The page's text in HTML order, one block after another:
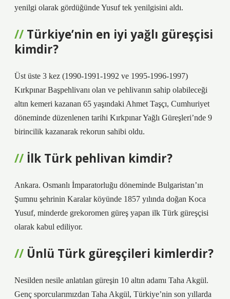
yenilgi olarak gördüğünde Yusuf tek yenilgisini aldı.
Türkiye’nin en iyi yağlı güreşçisi
kimdir?
Üst üste 3 kez (1990-1991-1992 ve 1995-1996-1997)
Kırkpınar Başpehlivanı olan ve pehlivanın sahip olabileceği
altın kemeri kazanan 65 yaşındaki Ahmet Taşçı, Cumhuriyet
döneminde düzenlenen tarihi Kırkpınar Yağlı Güreşleri’nde 9
birincilik kazanarak rekorun sahibi oldu.
İlk Türk pehlivan kimdir?
Ankara. Osmanlı İmparatorluğu döneminde Bulgaristan’ın
Şumnu şehrinin Karalar köyünde 1857 yılında doğan Koca
Yusuf, minderde grekoromen güreş yapan ilk Türk güreşçisi
olarak kabul ediliyor.
Ünlü Türk güreşçileri kimlerdir?
Nesilden nesile anlatılan güreşin 10 altın adamı Taha Akgül.
Genç sporcularımızdan Taha Akgül, Türkiye’nin son yıllarda